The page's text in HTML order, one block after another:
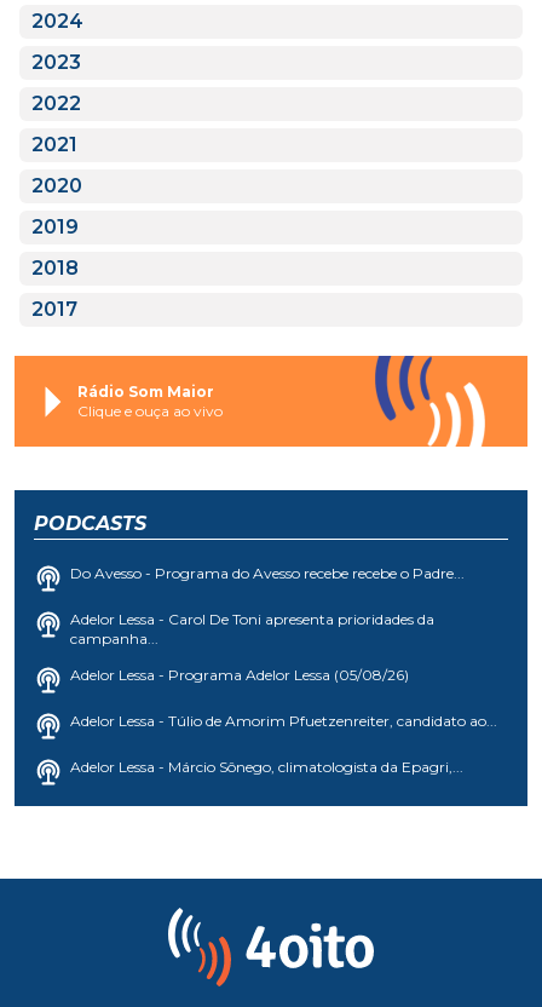
2024
2023
2022
2021
2020
2019
2018
2017
Rádio Som Maior
Clique e ouça ao vivo
PODCASTS
Do Avesso - Programa do Avesso recebe recebe o Padre...
Adelor Lessa - Carol De Toni apresenta prioridades da
campanha...
Adelor Lessa - Programa Adelor Lessa (05/08/26)
Adelor Lessa - Túlio de Amorim Pfuetzenreiter, candidato ao...
Adelor Lessa - Márcio Sônego, climatologista da Epagri,...